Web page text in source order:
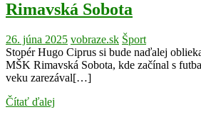
Rimavská Sobota
26. júna 2025 vobraze.sk Šport
Stopér Hugo Ciprus si bude naďalej
MŠK Rimavská Sobota, kde začínal s
veku zarezával[…]
Čítať ďalej